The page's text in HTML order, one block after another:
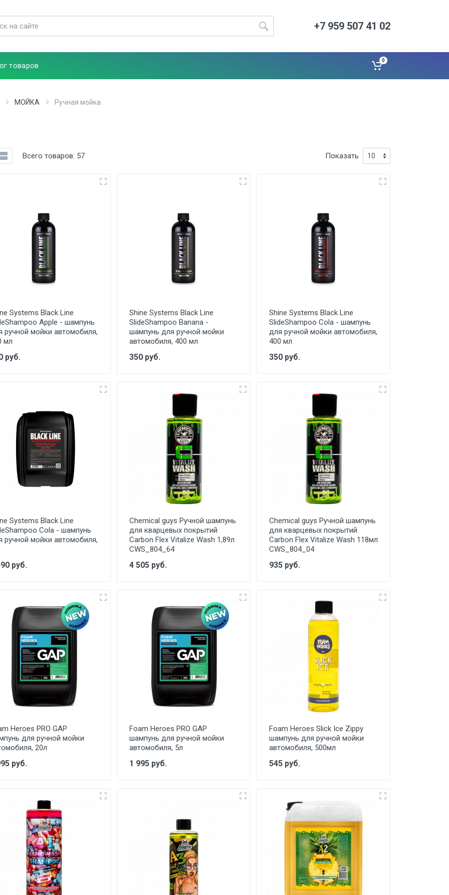
+7 959 507 41 02
товаров
0
МОЙКА Ручная мойка
Всего товаров: 57 Показать
Systems Black Line
Apple - шампунь
ручной мойки автомобиля,
мл
руб.
Shine Systems Black Line
SlideShampoo Banana -
шампунь для ручной мойки
автомобиля, 400 мл
350 руб.
Shine Systems Black Line
SlideShampoo Cola - шампунь
для ручной мойки автомобиля,
400 мл
350 руб.
Systems Black Line
Cola - шампунь
ручной мойки автомобиля,
руб.
Chemical guys Ручной шампунь
для кварцевых покрытий
Carbon Flex Vitalize Wash 1,89л
CWS_804_64
4 505 руб.
Chemical guys Ручной шампунь
для кварцевых покрытий
Carbon Flex Vitalize Wash 118мл
CWS_804_04
935 руб.
Heroes PRO GAP
для ручной мойки
20л
руб.
Foam Heroes PRO GAP
шампунь для ручной мойки
автомобиля, 5л
1 995 руб.
Foam Heroes Slick Ice Zippy
шампунь для ручной мойки
автомобиля, 500мл
545 руб.